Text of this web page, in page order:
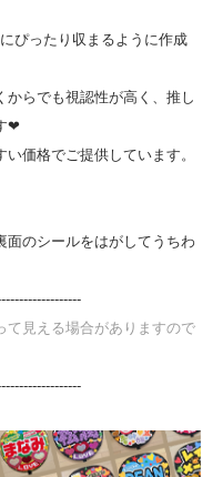
ぴったり収まるように作成
らでも視認性が高く、推し
❤
価格でご提供しています。
面のシールをはがしてうちわ
見える場合がありますので